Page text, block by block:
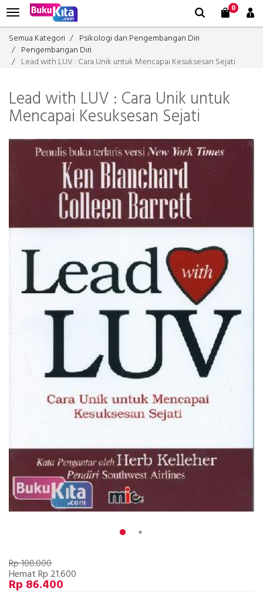
0
Semua Kategori
Psikologi dan Pengembangan Diri
Pengembangan Diri
Lead with LUV : Cara Unik untuk Mencapai Kesuksesan Sejati
Lead with LUV : Cara Unik untuk
Mencapai Kesuksesan Sejati
Rp 108.000
Hemat Rp 21.600
Rp 86.400